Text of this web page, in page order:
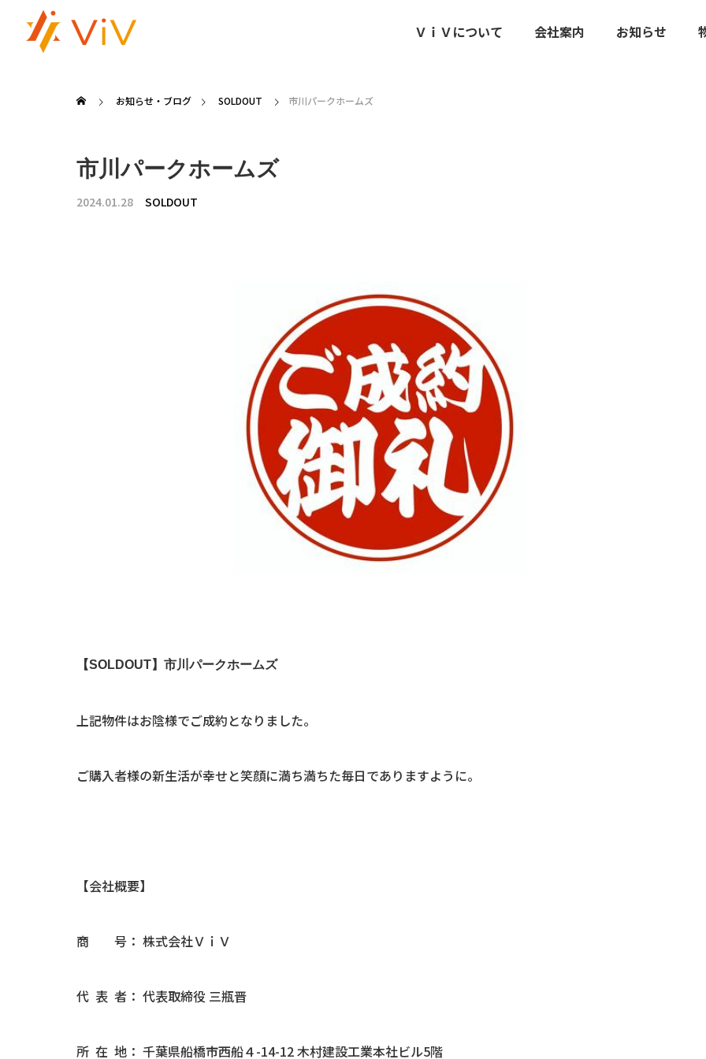
ＶｉＶについて 会社案内 お知らせ
お知らせ・ブログ SOLDOUT 市川パークホームズ
市川パークホームズ
2024.01.28 SOLDOUT
【SOLDOUT】市川パークホームズ
上記物件はお陰様でご成約となりました。
ご購入者様の新生活が幸せと笑顔に満ち満ちた毎日でありますように。
【会社概要】
商 号： 株式会社ＶｉＶ
代 表 者： 代表取締役 三瓶晋
所 在 地： 千葉県船橋市西船４-14-12 木村建設工業本社ビル5階